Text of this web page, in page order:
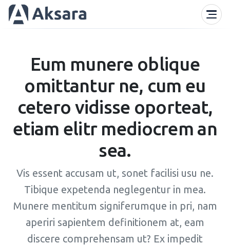
Eum munere oblique
omittantur ne, cum eu
cetero vidisse oporteat,
etiam elitr mediocrem an
sea.
Vis essent accusam ut, sonet facilisi usu ne.
Tibique expetenda neglegentur in mea.
Munere mentitum signiferumque in pri, nam
aperiri sapientem definitionem at, eam
discere comprehensam ut? Ex impedit